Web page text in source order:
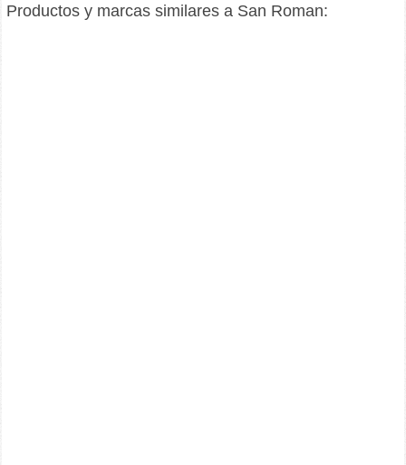
Productos y marcas similares a San Roman: